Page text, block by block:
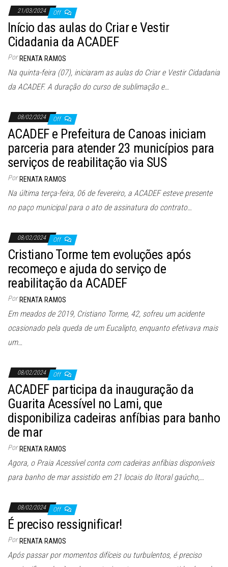
21/03/2024 Off
Início das aulas do Criar e Vestir
Cidadania da ACADEF
Por RENATA RAMOS
Na quinta-feira (07), iniciaram as aulas do Criar e Vestir Cidadania
da ACADEF. A duração do curso de sublimação e…
08/02/2024 Off
ACADEF e Prefeitura de Canoas iniciam
parceria para atender 23 municípios para
serviços de reabilitação via SUS
Por RENATA RAMOS
Na última terça-feira, 06 de fevereiro, a ACADEF esteve presente
no paço municipal para o ato de assinatura do contrato…
08/02/2024 Off
Cristiano Torme tem evoluções após
recomeço e ajuda do serviço de
reabilitação da ACADEF
Por RENATA RAMOS
Em meados de 2019, Cristiano Torme, 42, sofreu um acidente
ocasionado pela queda de um Eucalipto, enquanto efetivava mais
um…
08/02/2024 Off
ACADEF participa da inauguração da
Guarita Acessível no Lami, que
disponibiliza cadeiras anfíbias para banho
de mar
Por RENATA RAMOS
Agora, o Praia Acessível conta com cadeiras anfíbias disponíveis
para banho de mar assistido em 21 locais do litoral gaúcho,…
08/02/2024 Off
É preciso ressignificar!
Por RENATA RAMOS
Após passar por momentos difíceis ou turbulentos, é preciso